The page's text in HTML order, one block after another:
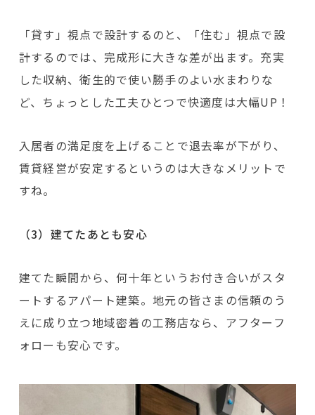
「貸す」視点で設計するのと、「住む」視点で設
計するのでは、完成形に大きな差が出ます。充実
した収納、衛生的で使い勝手のよい水まわりな
ど、ちょっとした工夫ひとつで快適度は大幅UP！
入居者の満足度を上げることで退去率が下がり、
賃貸経営が安定するというのは大きなメリットで
すね。
（3）建てたあとも安心
建てた瞬間から、何十年というお付き合いがスタ
ートするアパート建築。地元の皆さまの信頼のう
えに成り立つ地域密着の工務店なら、アフターフ
ォローも安心です。